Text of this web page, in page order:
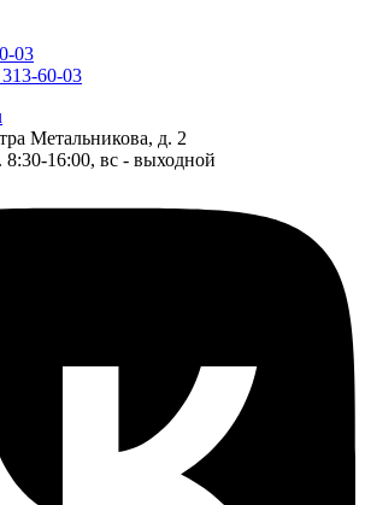
03
60-03
Метальникова, д. 2
8:30-16:00, вс - выходной